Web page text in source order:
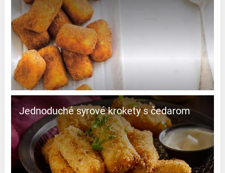
Jednoduché syrové krokety s čedarom